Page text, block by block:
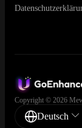
Copyright © 2026
Deutsch